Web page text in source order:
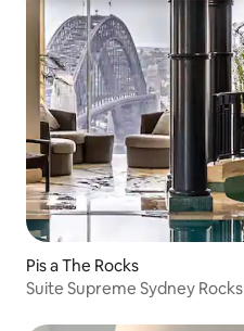
Pis a The Rocks
Suite Supreme Sydney